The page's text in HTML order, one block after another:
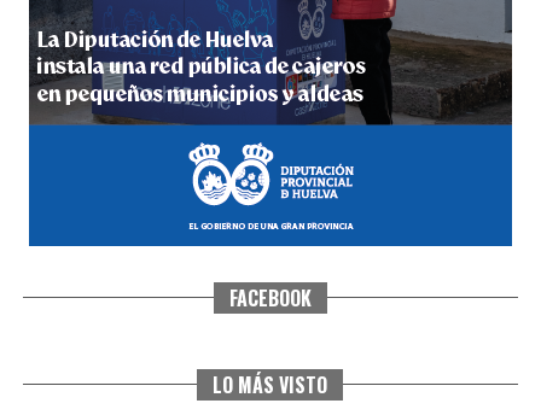
5º DÍA DE LAS FIESTAS COLOMBINAS 2026
hace 6 días ·Huelvatv
CUARTA CORRIDA DE LAS FIESTAS COLOMBINAS
FACEBOOK
LO MÁS VISTO